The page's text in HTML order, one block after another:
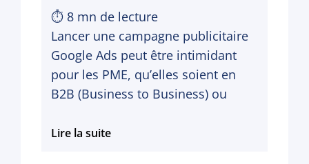
⏱ 8 mn de lecture
Lancer une campagne publicitaire
Google Ads peut être intimidant
pour les PME, qu’elles soient en
B2B (Business to Business) ou
Lire la suiteComment